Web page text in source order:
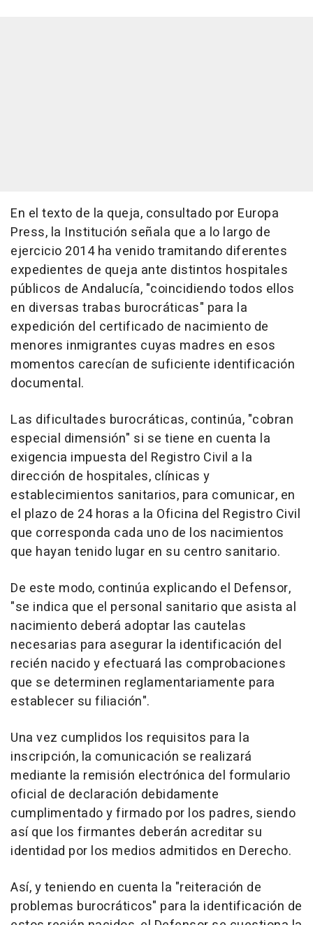
En el texto de la queja, consultado por Europa
Press, la Institución señala que a lo largo de
ejercicio 2014 ha venido tramitando diferentes
expedientes de queja ante distintos hospitales
públicos de Andalucía, "coincidiendo todos ellos
en diversas trabas burocráticas" para la
expedición del certificado de nacimiento de
menores inmigrantes cuyas madres en esos
momentos carecían de suficiente identificación
documental.
Las dificultades burocráticas, continúa, "cobran
especial dimensión" si se tiene en cuenta la
exigencia impuesta del Registro Civil a la
dirección de hospitales, clínicas y
establecimientos sanitarios, para comunicar, en
el plazo de 24 horas a la Oficina del Registro Civil
que corresponda cada uno de los nacimientos
que hayan tenido lugar en su centro sanitario.
De este modo, continúa explicando el Defensor,
"se indica que el personal sanitario que asista al
nacimiento deberá adoptar las cautelas
necesarias para asegurar la identificación del
recién nacido y efectuará las comprobaciones
que se determinen reglamentariamente para
establecer su filiación".
Una vez cumplidos los requisitos para la
inscripción, la comunicación se realizará
mediante la remisión electrónica del formulario
oficial de declaración debidamente
cumplimentado y firmado por los padres, siendo
así que los firmantes deberán acreditar su
identidad por los medios admitidos en Derecho.
Así, y teniendo en cuenta la "reiteración de
problemas burocráticos" para la identificación de